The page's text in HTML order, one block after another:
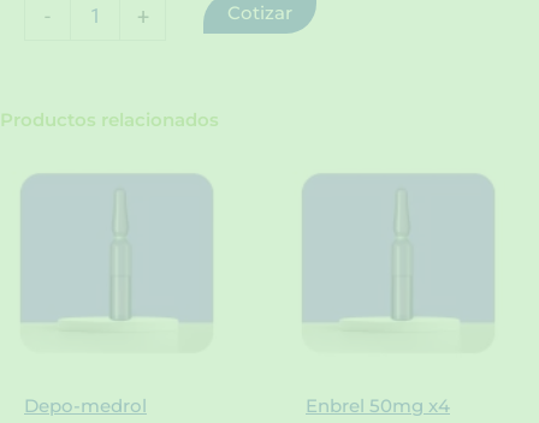
-
162mg/0.9ml
+ Cotizar
Productos relacionados
Depo-medrol
Enbrel 50mg x4